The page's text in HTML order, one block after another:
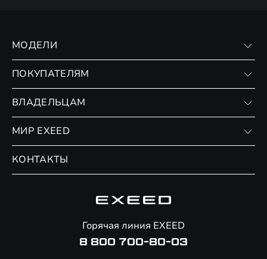
МОДЕЛИ
ПОКУПАТЕЛЯМ
Страхование
ВЛАДЕЛЬЦАМ
Сервис
Помощь на дорогах
МИР EXEED
КОНТАКТЫ
Горячая линия EXEED
8 800 700-80-03